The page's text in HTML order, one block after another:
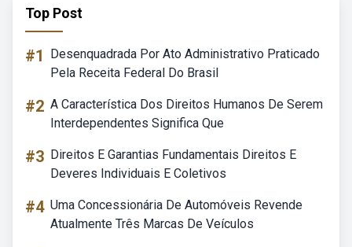
Top Post
#1
Desenquadrada Por Ato Administrativo Praticado
Pela Receita Federal Do Brasil
#2 A Característica Dos Direitos Humanos De Serem
Interdependentes Significa Que
#3 Direitos E Garantias Fundamentais Direitos E
Deveres Individuais E Coletivos
#4 Uma Concessionária De Automóveis Revende
Atualmente Três Marcas De Veículos